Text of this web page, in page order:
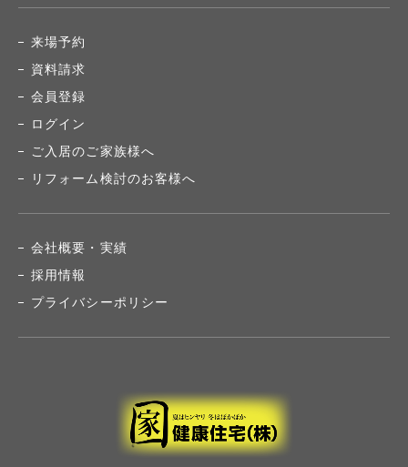
来場予約
資料請求
会員登録
ログイン
ご入居のご家族様へ
リフォーム検討のお客様へ
会社概要・実績
採用情報
プライバシーポリシー